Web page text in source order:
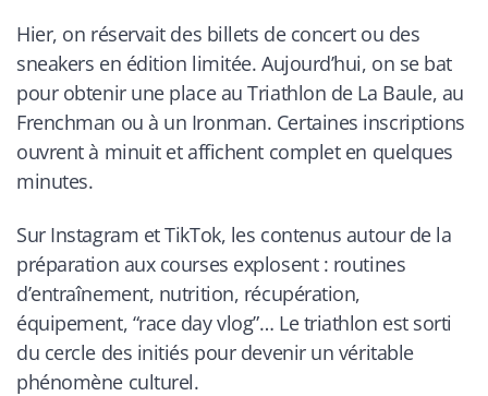
Hier, on réservait des billets de concert ou des
sneakers en édition limitée. Aujourd’hui, on se bat
pour obtenir une place au Triathlon de La Baule, au
Frenchman ou à un Ironman. Certaines inscriptions
ouvrent à minuit et affichent complet en quelques
minutes.
Sur Instagram et TikTok, les contenus autour de la
préparation aux courses explosent : routines
d’entraînement, nutrition, récupération,
équipement, “race day vlog”… Le triathlon est sorti
du cercle des initiés pour devenir un véritable
phénomène culturel.